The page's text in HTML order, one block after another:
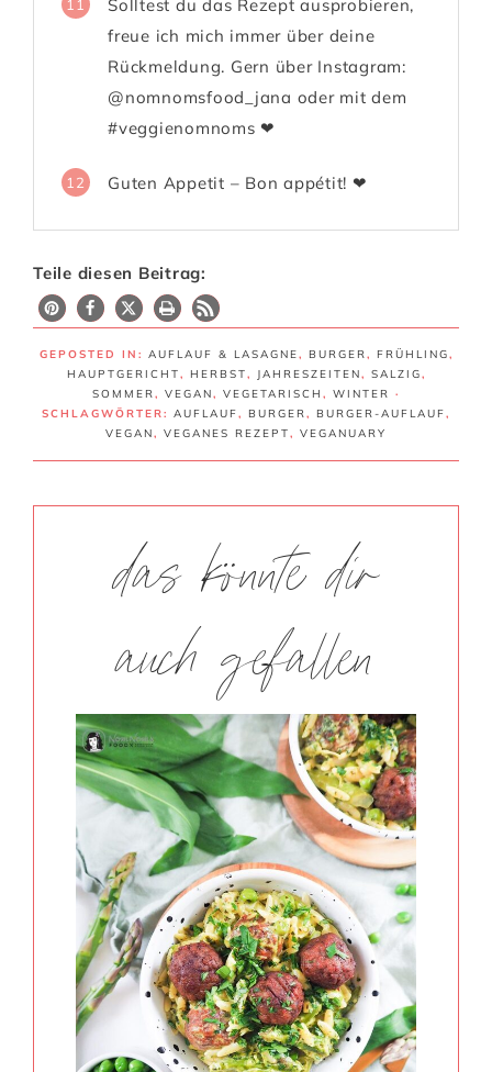
11
Solltest du das Rezept ausprobieren,
freue ich mich immer über deine
Rückmeldung. Gern über Instagram:
@nomnomsfood_jana oder mit dem
#veggienomnoms ❤
12 Guten Appetit – Bon appétit! ❤
Teile diesen Beitrag:
27
GEPOSTED IN: AUFLAUF & LASAGNE, BURGER , FRÜHLING,
HAUPTGERICHT, HERBST, JAHRESZEITEN, SALZIG,
SOMMER , VEGAN, VEGETARISCH , WINTER
·
SCHLAGWÖRTER: AUFLAUF, BURGER , BURGER-AUFLAUF,
VEGAN, VEGANES REZEPT, VEGANUARY
das könnte dir
auch gefallen